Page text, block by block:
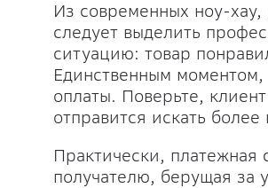
Из современных ноу-
следует выделить
ситуацию: товар
Единственным моментом,
оплаты. Поверьте,
отправится искать
Практически,
получателю, берущая за